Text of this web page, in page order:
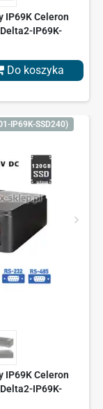
IP69K Celeron
IP69K-
Do koszyka
IP69K-SSD240)
IP69K Celeron
IP69K-